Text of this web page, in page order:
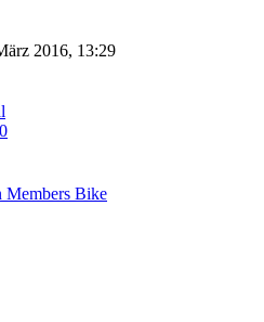
2016, 13:29
0
Members Bike